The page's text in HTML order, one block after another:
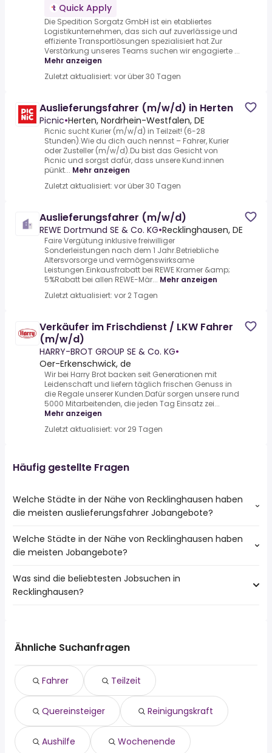
Quick Apply
Die Spedition Sorgatz GmbH ist ein etabliertes
Logistikunternehmen, das sich auf zuverlässige und
effiziente Transportlösungen spezialisiert hat.Zur
Verstärkung unseres Teams suchen wir engagierte ...
Mehr anzeigen
Zuletzt aktualisiert: vor über 30 Tagen
Auslieferungsfahrer (m/w/d) in Herten
Picnic•Herten, Nordrhein-Westfalen, DE
Picnic sucht Kurier (m/w/d) in Teilzeit! (6-28
Stunden).Wie du dich auch nennst – Fahrer, Kurier
oder Zusteller (m/w/d).Du bist das Gesicht von
Picnic und sorgst dafür, dass unsere Kund:innen
pünkt... Mehr anzeigen
Zuletzt aktualisiert: vor über 30 Tagen
Auslieferungsfahrer (m/w/d)
REWE Dortmund SE & Co. KG•Recklinghausen, DE
Faire Vergütung inklusive freiwilliger
Sonderleistungen nach dem 1 Jahr.Betriebliche
Altersvorsorge und vermögenswirksame
Leistungen.Einkausfrabatt bei REWE Kramer &amp;
5%Rabatt bei allen REWE-Mär... Mehr anzeigen
Zuletzt aktualisiert: vor 2 Tagen
Verkäufer im Frischdienst / LKW Fahrer
(m/w/d)
HARRY-BROT GROUP SE & Co. KG•
Oer-Erkenschwick, de
Wir bei Harry Brot backen seit Generationen mit
Leidenschaft und liefern täglich frischen Genuss in
die Regale unserer Kunden.Dafür sorgen unsere rund
5000 Mitarbeitenden, die jeden Tag Einsatz zei...
Mehr anzeigen
Zuletzt aktualisiert: vor 29 Tagen
Häufig gestellte Fragen
Welche Städte in der Nähe von Recklinghausen haben
die meisten auslieferungsfahrer Jobangebote?
Städte in der Nähe von Recklinghausen mit den meisten
auslieferungsfahrer Jobs:
Essen
Bochum
Bottrop
Werne
Welche Städte in der Nähe von Recklinghausen haben
die meisten Jobangebote?
10 Städte in der Nähe von Recklinghausen mit den
meisten Jobangeboten:
Gelsenkirchen
Bottrop
Witten
Lünen
Dorsten
Was sind die beliebtesten Jobsuchen in
Recklinghausen?
teilzeit
reinigungskraft
aushilfe
lkw fahrer
wochenende
homeoffice
schweisser
Ähnliche Suchanfragen
Fahrer Teilzeit
Quereinsteiger Reinigungskraft
Aushilfe Wochenende